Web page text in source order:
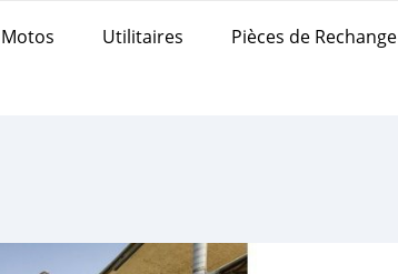
Motos Utilitaires Pièces de Rechange